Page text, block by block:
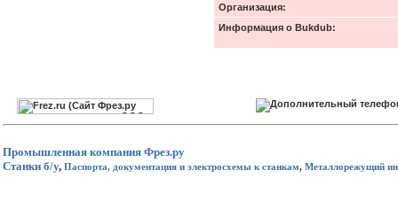
Организация:
Информация о Bukdub:
Промышленная компания Фрез.ру
Станки б/у, Паспорта, документация и электросхемы к станкам, Металлорежущий